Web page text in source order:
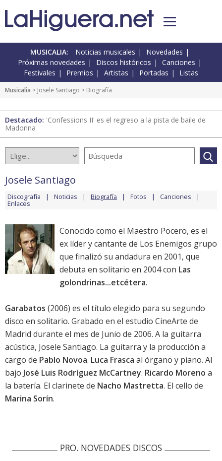
MUSICALIA: Noticias musicales
Novedades
Próximas novedades
Discos históricos
Canciones
Festivales
Premios Artistas Portadas Listas
Musicalia > Josele Santiago > Biografía
Destacado: 'Confessions II' es el regreso a la pista de baile de
Madonna
Josele Santiago
Discografía Noticias Biografía Fotos Canciones
Enlaces
Conocido como el Maestro Pocero, es el
ex líder y cantante de Los Enemigos grupo
que finalizó su andadura en 2001, que
debuta en solitario en 2004 con Las
golondrinas...etcétera.
Garabatos (2006) es el título elegido para su segundo
disco en solitario. Grabado en el estudio CineArte de
Madrid durante el mes de Junio de 2006. A la guitarra
acústica, Josele Santiago. La guitarra y la producción a
cargo de Pablo Novoa. Luca Frasca al órgano y piano. Al
bajo José Luis Rodríguez McCartney. Ricardo Moreno a
la batería. El clarinete de Nacho Mastretta. El cello de
Marina Sorín.
PRO. NOVEDADES DISCOS